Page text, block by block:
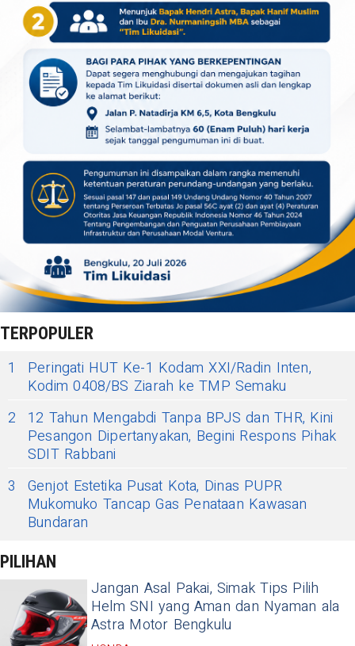
TERPOPULER
1
Peringati HUT Ke-1 Kodam XXI/Radin Inten,
Kodim 0408/BS Ziarah ke TMP Semaku
2
12 Tahun Mengabdi Tanpa BPJS dan THR, Kini
Pesangon Dipertanyakan, Begini Respons Pihak
SDIT Rabbani
3
Genjot Estetika Pusat Kota, Dinas PUPR
Mukomuko Tancap Gas Penataan Kawasan
Bundaran
PILIHAN
Jangan Asal Pakai, Simak Tips Pilih
Helm SNI yang Aman dan Nyaman ala
Astra Motor Bengkulu